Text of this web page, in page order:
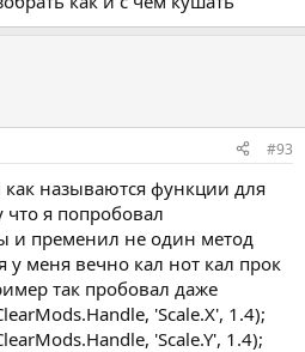
#93
называются функции для
я попробовал
и пременил не один метод
меня вечно кал нот кал прок
так пробовал даже
'Scale.X', 1.4);
'Scale.Y', 1.4);